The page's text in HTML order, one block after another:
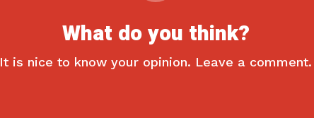
What do you think?
It is nice to know your opinion. Leave a comment.